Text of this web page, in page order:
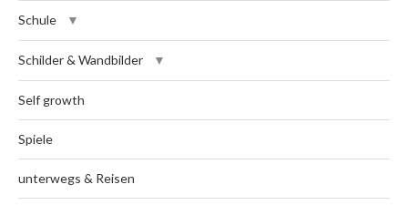
Schule
Schilder & Wandbilder
Self growth
Spiele
unterwegs & Reisen